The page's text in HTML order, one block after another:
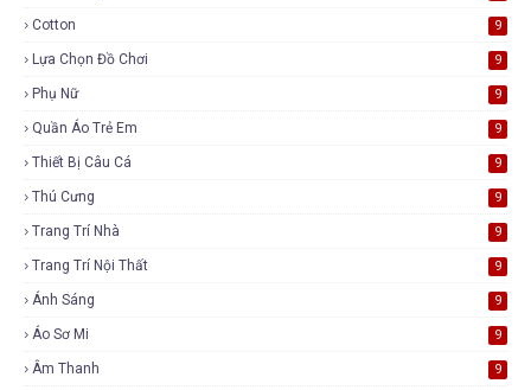
Cotton 9
Lựa Chọn Đồ Chơi 9
Phụ Nữ 9
Quần Áo Trẻ Em 9
Thiết Bị Câu Cá 9
Thú Cưng 9
Trang Trí Nhà 9
Trang Trí Nội Thất 9
Ánh Sáng 9
Áo Sơ Mi 9
Âm Thanh 9